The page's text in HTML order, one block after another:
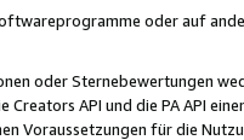
oder auf
oder Sternebewertungen
Creators API und die PA API
Voraussetzungen für die